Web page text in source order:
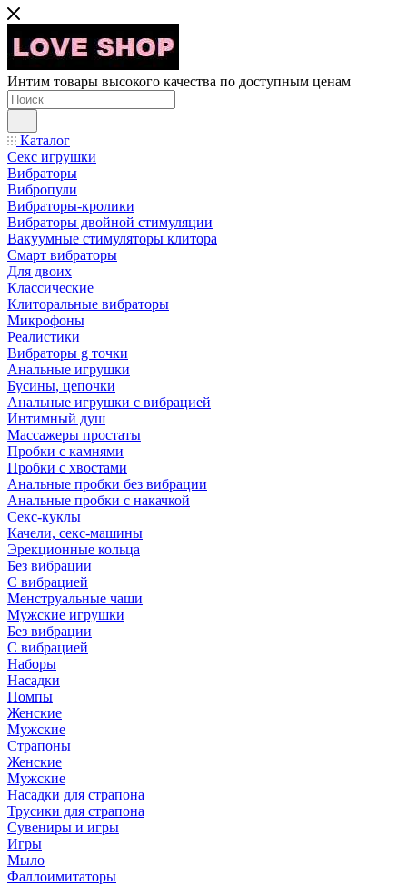
Интим товары высокого качества по доступным ценам
Каталог
Секс игрушки
Вибраторы
Вибропули
Вибраторы-кролики
Вибраторы двойной стимуляции
Вакуумные стимуляторы клитора
Смарт вибраторы
Для двоих
Классические
Клиторальные вибраторы
Микрофоны
Реалистики
Вибраторы g точки
Анальные игрушки
Бусины, цепочки
Анальные игрушки с вибрацией
Интимный душ
Массажеры простаты
Пробки с камнями
Пробки с хвостами
Анальные пробки без вибрации
Анальные пробки с накачкой
Секс-куклы
Качели, секс-машины
Эрекционные кольца
Без вибрации
С вибрацией
Менструальные чаши
Мужские игрушки
Без вибрации
С вибрацией
Наборы
Насадки
Помпы
Женские
Мужские
Страпоны
Женские
Мужские
Насадки для страпона
Трусики для страпона
Сувениры и игры
Игры
Мыло
Фаллоимитаторы